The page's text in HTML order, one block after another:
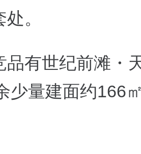
。
有世纪前滩・
少量建面约166